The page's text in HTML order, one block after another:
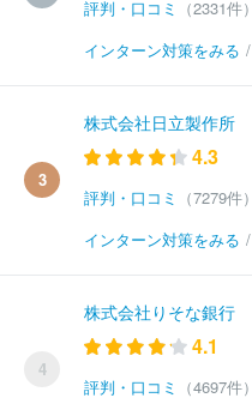
評判・口コミ
（2331件）
インターン対策をみる /
3
株式会社日立製作所
4.3
評判・口コミ
（7279件）
インターン対策をみる /
4
株式会社りそな銀行
4.1
評判・口コミ
（4697件）